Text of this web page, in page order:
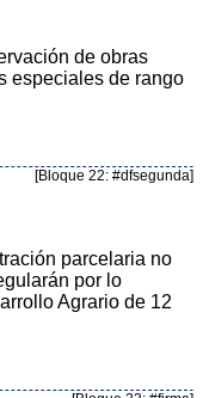
de obras
especiales de rango
[Bloque 22: #dfsegunda]
parcelaria no
por lo
Agrario de 12